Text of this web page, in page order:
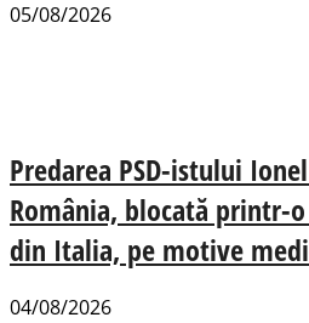
05/08/2026
Predarea PSD-istului
România, blocată printr-
din Italia, pe motive
04/08/2026